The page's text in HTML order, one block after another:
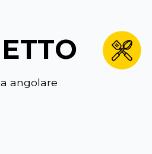
angolare